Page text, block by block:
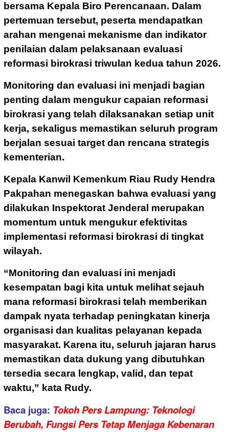
bersama Kepala Biro Perencanaan. Dalam
pertemuan tersebut, peserta mendapatkan
arahan mengenai mekanisme dan indikator
penilaian dalam pelaksanaan evaluasi
reformasi birokrasi triwulan kedua tahun 2026.
Monitoring dan evaluasi ini menjadi bagian
penting dalam mengukur capaian reformasi
birokrasi yang telah dilaksanakan setiap unit
kerja, sekaligus memastikan seluruh program
berjalan sesuai target dan rencana strategis
kementerian.
Kepala Kanwil Kemenkum Riau Rudy Hendra
Pakpahan menegaskan bahwa evaluasi yang
dilakukan Inspektorat Jenderal merupakan
momentum untuk mengukur efektivitas
implementasi reformasi birokrasi di tingkat
wilayah.
“Monitoring dan evaluasi ini menjadi
kesempatan bagi kita untuk melihat sejauh
mana reformasi birokrasi telah memberikan
dampak nyata terhadap peningkatan kinerja
organisasi dan kualitas pelayanan kepada
masyarakat. Karena itu, seluruh jajaran harus
memastikan data dukung yang dibutuhkan
tersedia secara lengkap, valid, dan tepat
waktu,” kata Rudy.
Baca juga: Tokoh Pers Lampung: Teknologi
Berubah, Fungsi Pers Tetap Menjaga Kebenaran